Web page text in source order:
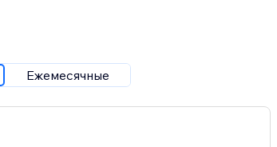
Ежемесячные